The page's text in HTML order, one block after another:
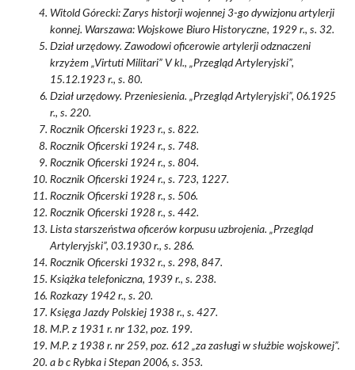
Witold Górecki: Zarys historji wojennej 3-go dywizjonu artylerji
konnej. Warszawa: Wojskowe Biuro Historyczne, 1929 r., s. 32.
Dział urzędowy. Zawodowi oficerowie artylerji odznaczeni
krzyżem „Virtuti Militari” V kl., „Przegląd Artyleryjski”,
15.12.1923 r., s. 80.
Dział urzędowy. Przeniesienia. „Przegląd Artyleryjski”, 06.1925
r., s. 220.
Rocznik Oficerski 1923 r., s. 822.
Rocznik Oficerski 1924 r., s. 748.
Rocznik Oficerski 1924 r., s. 804.
Rocznik Oficerski 1924 r., s. 723, 1227.
Rocznik Oficerski 1928 r., s. 506.
Rocznik Oficerski 1928 r., s. 442.
Lista starszeństwa oficerów korpusu uzbrojenia. „Przegląd
Artyleryjski”, 03.1930 r., s. 286.
Rocznik Oficerski 1932 r., s. 298, 847.
Książka telefoniczna, 1939 r., s. 238.
Rozkazy 1942 r., s. 20.
Księga Jazdy Polskiej 1938 r., s. 427.
M.P. z 1931 r. nr 132, poz. 199.
M.P. z 1938 r. nr 259, poz. 612 „za zasługi w służbie wojskowej”.
a b c Rybka i Stepan 2006, s. 353.